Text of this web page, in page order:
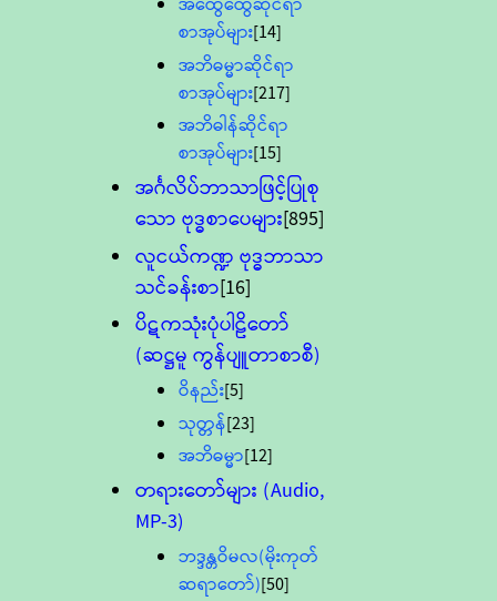
စာအုပ်များ[14]
အဘိဓမ္မာဆိုင်ရာ
စာအုပ်များ[217]
အဘိဓါန်ဆိုင်ရာ
စာအုပ်များ[15]
အင်္ဂလိပ်ဘာသာဖြင့်ပြုစု
သော ဗုဒ္ဓစာပေများ[895]
လူငယ်ကဏ္ဍ ဗုဒ္ဓဘာသာ
သင်ခန်းစာ[16]
ပိဋကသုံးပုံပါဠိတော်
(ဆဋ္ဌမူ ကွန်ပျူတာစာစီ)
ဝိနည်း[5]
သုတ္တန်[23]
အဘိဓမ္မာ[12]
တရားတော်များ (Audio,
MP-3)
ဘဒ္ဒန္တဝိမလ(မိုးကုတ်
ဆရာတော်)[50]